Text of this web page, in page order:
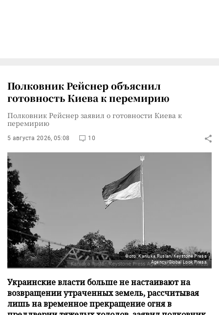
Полковник Рейснер объяснил
готовность Киева к перемирию
Полковник Рейснер заявил о готовности Киева к
перемирию
5 августа 2026, 05:08 10
Фото: Kaniuka Ruslan/Keystone Press
Agency/Global Look Press
Украинские власти больше не настаивают на
возвращении утраченных земель, рассчитывая
лишь на временное прекращение огня в